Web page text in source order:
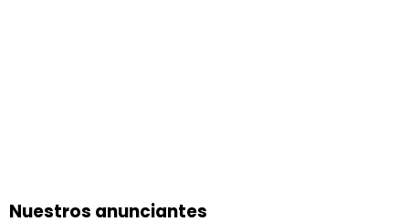
Nuestros anunciantes